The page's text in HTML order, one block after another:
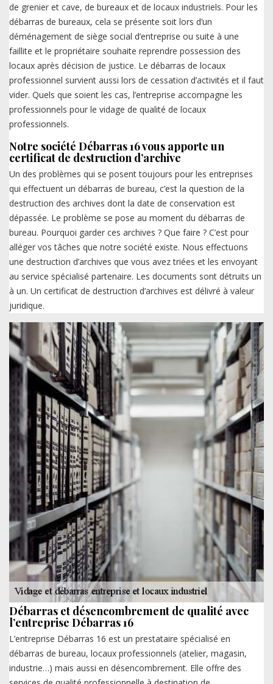
de grenier et cave, de bureaux et de locaux industriels. Pour les
débarras de bureaux, cela se présente soit lors d’un
déménagement de siège social d’entreprise ou suite à une
faillite et le propriétaire souhaite reprendre possession des
locaux après décision de justice. Le débarras de locaux
professionnel survient aussi lors de cessation d’activités et il faut
vider. Quels que soient les cas, l’entreprise accompagne les
professionnels pour le vidage de qualité de locaux
professionnels.
Notre société Débarras 16 vous apporte un
certificat de destruction d’archive
Un des problèmes qui se posent toujours pour les entreprises
qui effectuent un débarras de bureau, c’est la question de la
destruction des archives dont la date de conservation est
dépassée. Le problème se pose au moment du débarras de
bureau. Pourquoi garder ces archives ? Que faire ? C’est pour
alléger vos tâches que notre société existe. Nous effectuons
une destruction d’archives que vous avez triées et les envoyant
au service spécialisé partenaire. Les documents sont détruits un
à un. Un certificat de destruction d’archives est délivré à valeur
juridique.
Débarras et désencombrement de qualité avec
l’entreprise Débarras 16
L’entreprise Débarras 16 est un prestataire spécialisé en
débarras de bureau, locaux professionnels (atelier, magasin,
industrie…) mais aussi en désencombrement. Elle offre des